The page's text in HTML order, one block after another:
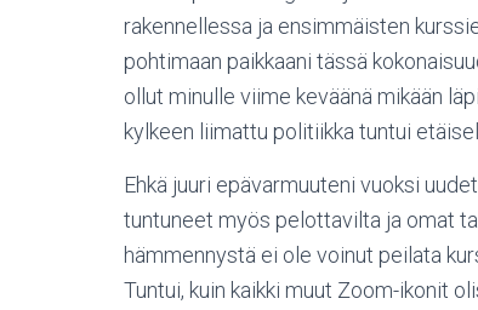
rakennellessa ja ensimmäisten
pohtimaan paikkaani tässä
ollut minulle viime keväänä mikään
kylkeen liimattu politiikka tuntui
Ehkä juuri epävarmuuteni vuoksi
tuntuneet myös pelottavilta ja omat
hämmennystä ei ole voinut peilata
Tuntui, kuin kaikki muut Zoom-ikonit